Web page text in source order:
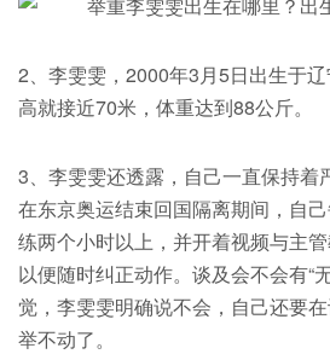
2、李雯雯，2000年3月5日出生于
高就接近70米，体重达到88公斤。
3、李雯雯还透露，自己一直保持着
在东京奥运结束回国隔离期间，自
练两个小时以上，并开着视频与主
以便随时纠正动作。谈及会不会有“
觉，李雯雯明确说不会，自己还要
举不动了。